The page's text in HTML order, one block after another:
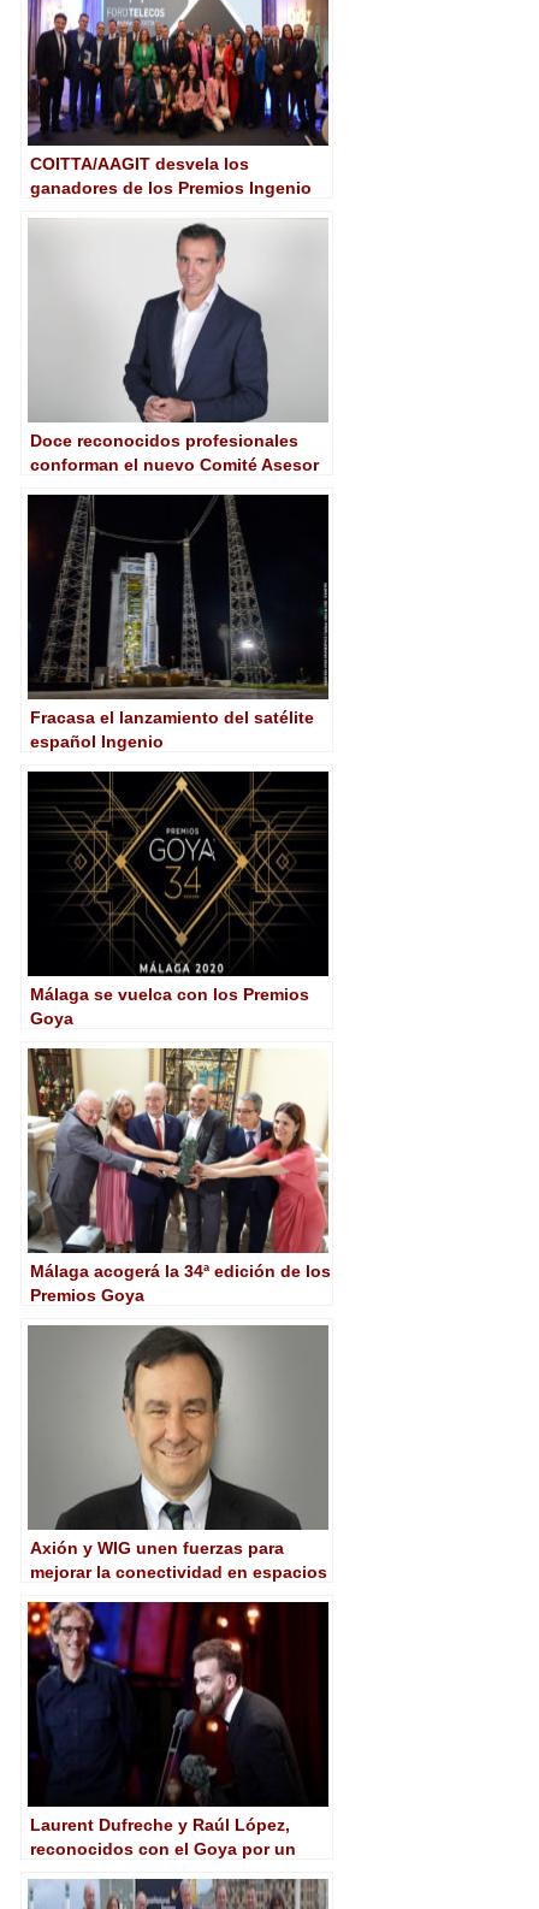
COITTA/AAGIT desvela los
ganadores de los Premios Ingenio
Doce reconocidos profesionales
conforman el nuevo Comité Asesor
Fracasa el lanzamiento del satélite
español Ingenio
Málaga se vuelca con los Premios
Goya
Málaga acogerá la 34ª edición de los
Premios Goya
Axión y WIG unen fuerzas para
mejorar la conectividad en espacios
Laurent Dufreche y Raúl López,
reconocidos con el Goya por un
fábula en ‘Handia’